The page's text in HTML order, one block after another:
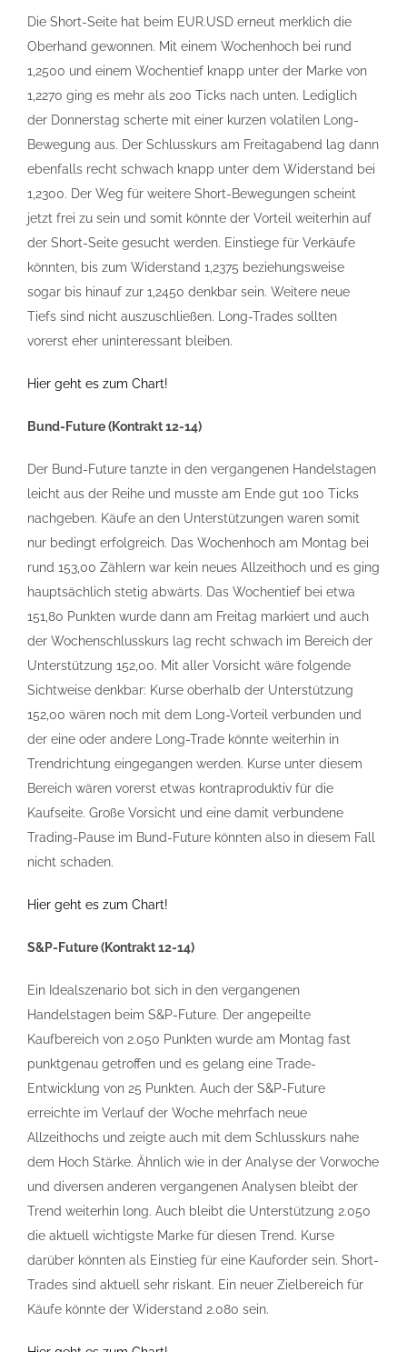
Die Short-Seite hat beim EUR.USD erneut merklich die
Oberhand gewonnen. Mit einem Wochenhoch bei rund
1,2500 und einem Wochentief knapp unter der Marke von
1,2270 ging es mehr als 200 Ticks nach unten. Lediglich
der Donnerstag scherte mit einer kurzen volatilen Long-
Bewegung aus. Der Schlusskurs am Freitagabend lag dann
ebenfalls recht schwach knapp unter dem Widerstand bei
1,2300. Der Weg für weitere Short-Bewegungen scheint
jetzt frei zu sein und somit könnte der Vorteil weiterhin auf
der Short-Seite gesucht werden. Einstiege für Verkäufe
könnten, bis zum Widerstand 1,2375 beziehungsweise
sogar bis hinauf zur 1,2450 denkbar sein. Weitere neue
Tiefs sind nicht auszuschließen. Long-Trades sollten
vorerst eher uninteressant bleiben.
Hier geht es zum Chart!
Bund-Future (Kontrakt 12-14)
Der Bund-Future tanzte in den vergangenen Handelstagen
leicht aus der Reihe und musste am Ende gut 100 Ticks
nachgeben. Käufe an den Unterstützungen waren somit
nur bedingt erfolgreich. Das Wochenhoch am Montag bei
rund 153,00 Zählern war kein neues Allzeithoch und es ging
hauptsächlich stetig abwärts. Das Wochentief bei etwa
151,80 Punkten wurde dann am Freitag markiert und auch
der Wochenschlusskurs lag recht schwach im Bereich der
Unterstützung 152,00. Mit aller Vorsicht wäre folgende
Sichtweise denkbar: Kurse oberhalb der Unterstützung
152,00 wären noch mit dem Long-Vorteil verbunden und
der eine oder andere Long-Trade könnte weiterhin in
Trendrichtung eingegangen werden. Kurse unter diesem
Bereich wären vorerst etwas kontraproduktiv für die
Kaufseite. Große Vorsicht und eine damit verbundene
Trading-Pause im Bund-Future könnten also in diesem Fall
nicht schaden.
Hier geht es zum Chart!
S&P-Future (Kontrakt 12-14)
Ein Idealszenario bot sich in den vergangenen
Handelstagen beim S&P-Future. Der angepeilte
Kaufbereich von 2.050 Punkten wurde am Montag fast
punktgenau getroffen und es gelang eine Trade-
Entwicklung von 25 Punkten. Auch der S&P-Future
erreichte im Verlauf der Woche mehrfach neue
Allzeithochs und zeigte auch mit dem Schlusskurs nahe
dem Hoch Stärke. Ähnlich wie in der Analyse der Vorwoche
und diversen anderen vergangenen Analysen bleibt der
Trend weiterhin long. Auch bleibt die Unterstützung 2.050
die aktuell wichtigste Marke für diesen Trend. Kurse
darüber könnten als Einstieg für eine Kauforder sein. Short-
Trades sind aktuell sehr riskant. Ein neuer Zielbereich für
Käufe könnte der Widerstand 2.080 sein.